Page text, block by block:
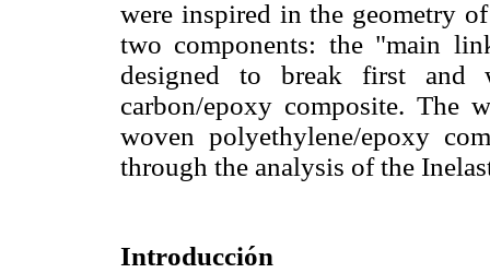
were inspired in the geometry
two components: the "main
designed to break first and
carbon/epoxy composite. The
woven polyethylene/epoxy
through the analysis of the
Introducción